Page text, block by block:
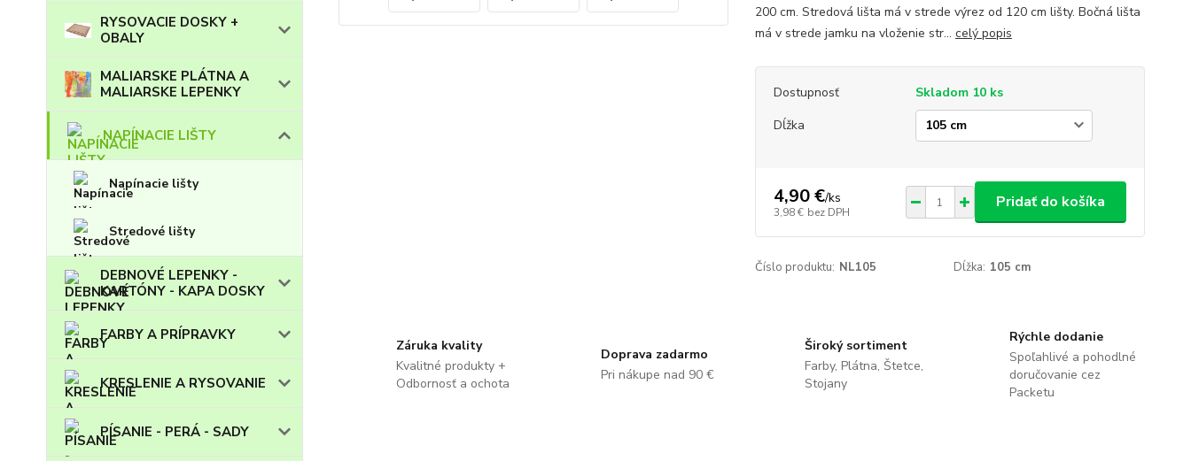
RYSOVACIE DOSKY +
OBALY
MALIARSKE PLÁTNA A
MALIARSKE LEPENKY
NAPÍNACIE LIŠTY
Napínacie lišty
Stredové lišty
DEBNOVÉ LEPENKY -
KARTÓNY - KAPA DOSKY
FARBY A PRÍPRAVKY
KRESLENIE A RYSOVANIE
PÍSANIE - PERÁ - SADY
200 cm. Stredová lišta má v strede výrez od 120 cm lišty. Bočná lišta
má v strede jamku na vloženie str... celý popis
Dostupnosť
Skladom 10 ks
Dĺžka
4,90 €/ks
3,98 € bez DPH
Pridať do košíka
Číslo produktu: NL105 Dĺžka: 105 cm
Záruka kvality
Kvalitné produkty +
Odbornosť a ochota
Doprava zadarmo
Pri nákupe nad 90 €
Široký sortiment
Farby, Plátna, Štetce,
Stojany
Rýchle dodanie
Spoľahlivé a pohodlné
doručovanie cez
Packetu